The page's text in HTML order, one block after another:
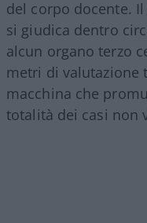
del corpo docente.
si giudica dentro
alcun organo terzo
metri di valutazione
macchina che
totalità dei casi non